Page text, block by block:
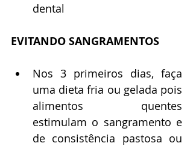
dental
EVITANDO SANGRAMENTOS
Nos 3 primeiros dias, faça
uma dieta fria ou gelada pois
alimentos quentes
estimulam o sangramento e
de consistência pastosa ou